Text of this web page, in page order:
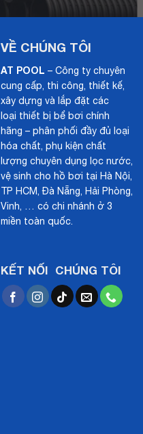
VỀ CHÚNG TÔI
AT POOL – Công ty chuyên
cung cấp, thi công, thiết kế,
xây dựng và lắp đặt các
loại thiết bị bể bơi chính
hãng – phân phối đầy đủ loại
hóa chất, phụ kiện chất
lượng chuyên dụng lọc nước,
vệ sinh cho hồ bơi tại Hà Nội,
TP HCM, Đà Nẵng, Hải Phòng,
Vinh, … có chi nhánh ở 3
miền toàn quốc.
KẾT NỐI CHÚNG TÔI